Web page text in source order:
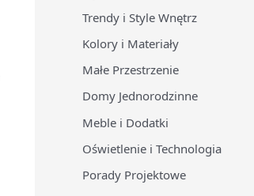
Trendy i Style Wnętrz
Kolory i Materiały
Małe Przestrzenie
Domy Jednorodzinne
Meble i Dodatki
Oświetlenie i Technologia
Porady Projektowe